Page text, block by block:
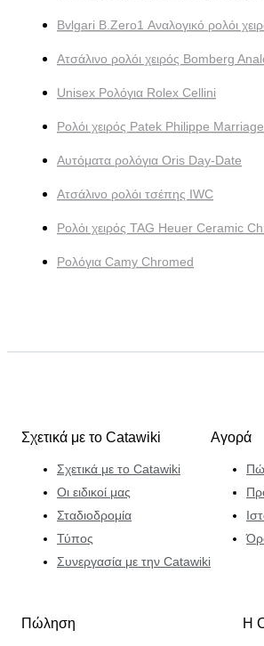
Bvlgari B.Zero1 Αναλογικό ρολόι
Ατσάλινο ρολόι χειρός Bomberg
Unisex Ρολόγια Rolex Cellini
Ρολόι χειρός Patek Philippe Marriage
Αυτόματα ρολόγια Oris Day-Date
Ατσάλινο ρολόι τσέπης IWC
Ρολόι χειρός TAG Heuer Ceramic
Ρολόγια Camy Chromed
Σχετικά με το Catawiki
Σχετικά με το Catawiki
Οι ειδικοί μας
Σταδιοδρομία
Τύπος
Συνεργασία με την Catawiki
Αγορά
Πώληση Η